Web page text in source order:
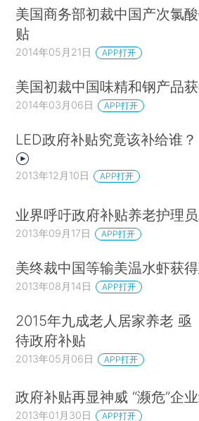
美国商务部初裁中国产次氯
贴
2014年05月21日 APP打开
美国初裁中国味精和钢产品
2014年03月06日 APP打开
LED政府补贴究竟该补给谁？
2013年12月10日 APP打开
业界呼吁政府补贴养老护理
2013年09月17日 APP打开
美终裁中国等输美温水虾获
2013年08月14日 APP打开
2015年九成老人居家养老 亟
待政府补贴
2013年05月06日 APP打开
政府补贴再显神威 “濒危”企
2013年01月30日 APP打开